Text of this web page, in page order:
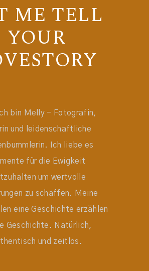
bin Melly - Fotografin,
und leidenschaftliche
Ich liebe es
für die Ewigkeit
um wertvolle
zu schaffen. Meine
eine Geschichte erzählen
Geschichte. Natürlich,
und zeitlos.
ME TELL
YOUR